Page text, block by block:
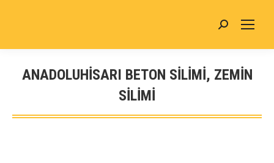
Search:
ANADOLUHISARI BETON SİLİMİ, ZEMİN
SİLİMİ
You are here: